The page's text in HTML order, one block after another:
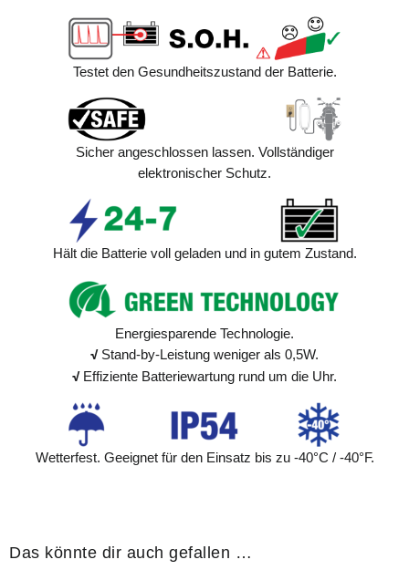
Testet den Gesundheitszustand der Batterie.
Sicher angeschlossen lassen. Vollständiger
elektronischer Schutz.
Hält die Batterie voll geladen und in gutem Zustand.
Energiesparende Technologie.
√Stand-by-Leistung weniger als 0,5W.
√Effiziente Batteriewartung rund um die Uhr.
Wetterfest. Geeignet für den Einsatz bis zu -40°C / -40°F.
Das könnte dir auch gefallen …